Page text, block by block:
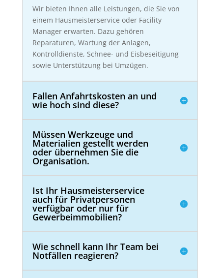
Wir bieten Ihnen alle Leistungen, die Sie von
einem Hausmeisterservice oder Facility
Manager erwarten. Dazu gehören
Reparaturen, Wartung der Anlagen,
Kontrolldienste, Schnee- und Eisbeseitigung
sowie Unterstützung bei Umzügen.
Fallen Anfahrtskosten an und
wie hoch sind diese?
Müssen Werkzeuge und
Materialien gestellt werden
oder übernehmen Sie die
Organisation.
Ist Ihr Hausmeisterservice
auch für Privatpersonen
verfügbar oder nur für
Gewerbeimmobilien?
Wie schnell kann Ihr Team bei
Notfällen reagieren?